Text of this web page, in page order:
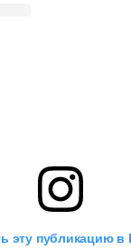
эту публикацию в